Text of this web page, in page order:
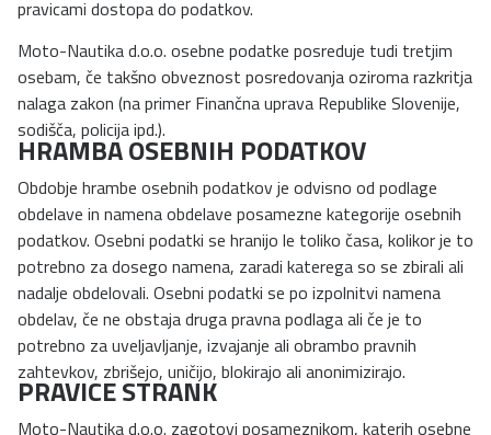
pravicami dostopa do podatkov.
Moto-Nautika d.o.o. osebne podatke posreduje tudi tretjim
osebam, če takšno obveznost posredovanja oziroma razkritja
nalaga zakon (na primer Finančna uprava Republike Slovenije,
sodišča, policija ipd.).
HRAMBA OSEBNIH PODATKOV
Obdobje hrambe osebnih podatkov je odvisno od podlage
obdelave in namena obdelave posamezne kategorije osebnih
podatkov. Osebni podatki se hranijo le toliko časa, kolikor je to
potrebno za dosego namena, zaradi katerega so se zbirali ali
nadalje obdelovali. Osebni podatki se po izpolnitvi namena
obdelav, če ne obstaja druga pravna podlaga ali če je to
potrebno za uveljavljanje, izvajanje ali obrambo pravnih
zahtevkov, zbrišejo, uničijo, blokirajo ali anonimizirajo.
PRAVICE STRANK
Moto-Nautika d.o.o. zagotovi posameznikom, katerih osebne